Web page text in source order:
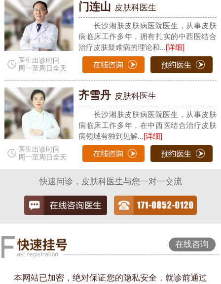
医生出诊时间
周一至周日全天
门连山 皮肤科医生
长沙湘肤皮肤病医院医生，从事皮肤
病临床工作多年，拥有扎实的中西医结合
治疗皮肤疑难病的理论和...[详细]
医生出诊时间
周一至周日全天
齐雪丹 皮肤科医生
长沙湘肤皮肤病医院医生，从事皮肤
病临床工作多年，在中西医结合治疗皮肤
病领域有独到见解...[详细]
快速问诊，皮肤科医生与您一对一交流
在线咨询
本网站已加密，绝对保证您的隐私安全，就诊前通过